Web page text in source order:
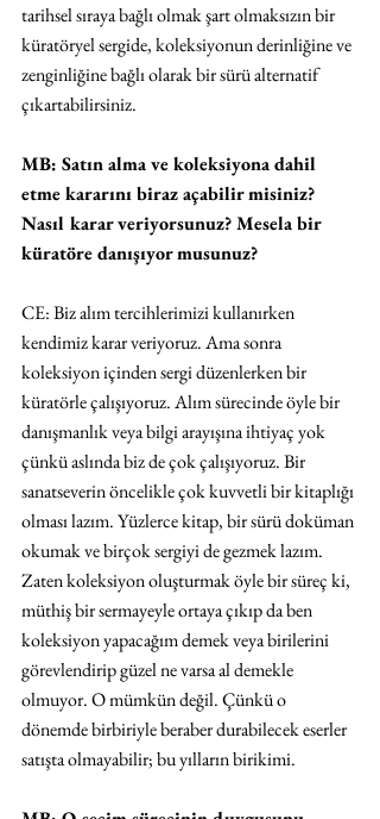
tarihsel sıraya bağlı olmak şart olmaksızın bir
küratöryel sergide, koleksiyonun derinliğine ve
zenginliğine bağlı olarak bir sürü alternatif
çıkartabilirsiniz.
MB: Satın alma ve koleksiyona dahil
etme kararını biraz açabilir misiniz?
Nasıl karar veriyorsunuz? Mesela bir
küratöre danışıyor musunuz?
CE: Biz alım tercihlerimizi kullanırken
kendimiz karar veriyoruz. Ama sonra
koleksiyon içinden sergi düzenlerken bir
küratörle çalışıyoruz. Alım sürecinde öyle bir
danışmanlık veya bilgi arayışına ihtiyaç yok
çünkü aslında biz de çok çalışıyoruz. Bir
sanatseverin öncelikle çok kuvvetli bir kitaplığı
olması lazım. Yüzlerce kitap, bir sürü doküman
okumak ve birçok sergiyi de gezmek lazım.
Zaten koleksiyon oluşturmak öyle bir süreç ki,
müthiş bir sermayeyle ortaya çıkıp da ben
koleksiyon yapacağım demek veya birilerini
görevlendirip güzel ne varsa al demekle
olmuyor. O mümkün değil. Çünkü o
dönemde birbiriyle beraber durabilecek eserler
satışta olmayabilir; bu yılların birikimi.